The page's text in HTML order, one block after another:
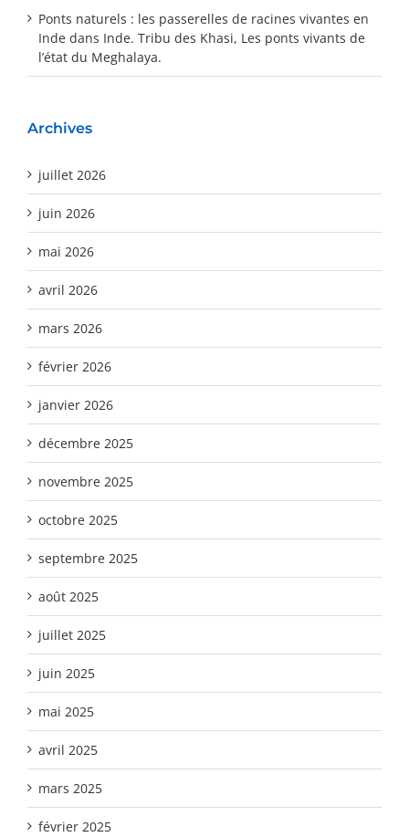
Ponts naturels : les passerelles de racines vivantes en
Inde dans Inde. Tribu des Khasi, Les ponts vivants de
l’état du Meghalaya.
Archives
juillet 2026
juin 2026
mai 2026
avril 2026
mars 2026
février 2026
janvier 2026
décembre 2025
novembre 2025
octobre 2025
septembre 2025
août 2025
juillet 2025
juin 2025
mai 2025
avril 2025
mars 2025
février 2025